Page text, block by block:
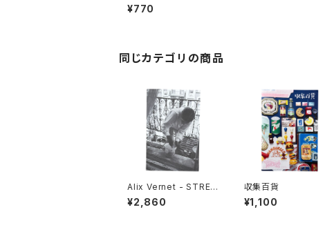
¥770
同じカテゴリの商品
Alix Vernet - STREE
T CASTS
¥2,860
収集百貨
¥1,100